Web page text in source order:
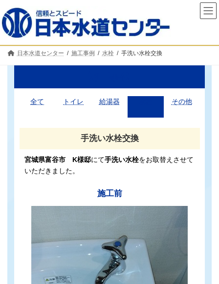
ン
テ
ン
へ
ビ
ゲ
ー
ョ
日本水道センター 施工事例 水栓 手洗い水栓交換
全て トイレ 給湯器 その他
手洗い水栓交換
宮城県富谷市 K様邸にて手洗い水栓をお取替えさせて
いただきました。
施工前